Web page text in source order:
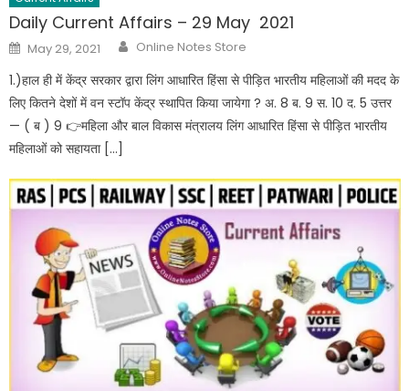
Daily Current Affairs – 29 May 2021
May 29, 2021 Online Notes Store
1.)हाल ही में केंद्र सरकार द्वारा लिंग आधारित हिंसा से पीड़ित भारतीय महिलाओं की मदद के
लिए कितने देशों में वन स्टॉप केंद्र स्थापित किया जायेगा ? अ. 8 ब. 9 स. 10 द. 5 उत्तर
— ( ब ) 9 👉महिला और बाल विकास मंत्रालय लिंग आधारित हिंसा से पीड़ित भारतीय
महिलाओं को सहायता […]